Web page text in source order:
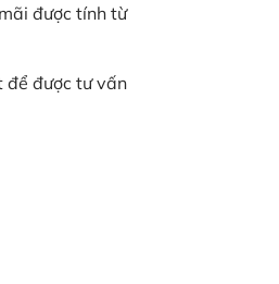
được tính từ
để được tư vấn